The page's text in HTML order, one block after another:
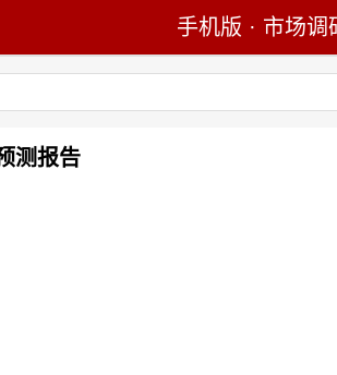
手机版 · 市场调
测报告